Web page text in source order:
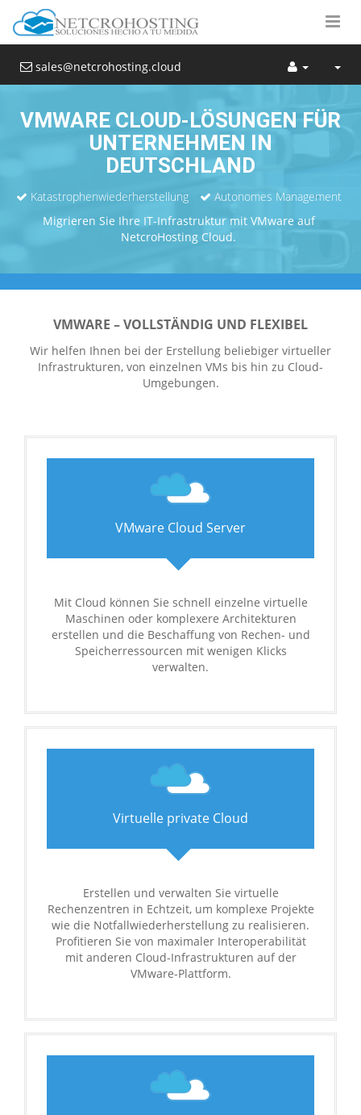
sales@netcrohosting.cloud
VMWARE CLOUD-LÖSUNGEN FÜR
UNTERNEHMEN IN
DEUTSCHLAND
Katastrophenwiederherstellung
Autonomes Management
Migrieren Sie Ihre IT-Infrastruktur mit VMware auf
NetcroHosting Cloud.
VMWARE – VOLLSTÄNDIG UND FLEXIBEL
Wir helfen Ihnen bei der Erstellung beliebiger virtueller
Infrastrukturen, von einzelnen VMs bis hin zu Cloud-
Umgebungen.
VMware Cloud Server
Mit Cloud können Sie schnell einzelne virtuelle
Maschinen oder komplexere Architekturen
erstellen und die Beschaffung von Rechen- und
Speicherressourcen mit wenigen Klicks
verwalten.
Virtuelle private Cloud
Erstellen und verwalten Sie virtuelle
Rechenzentren in Echtzeit, um komplexe Projekte
wie die Notfallwiederherstellung zu realisieren.
Profitieren Sie von maximaler Interoperabilität
mit anderen Cloud-Infrastrukturen auf der
VMware-Plattform.